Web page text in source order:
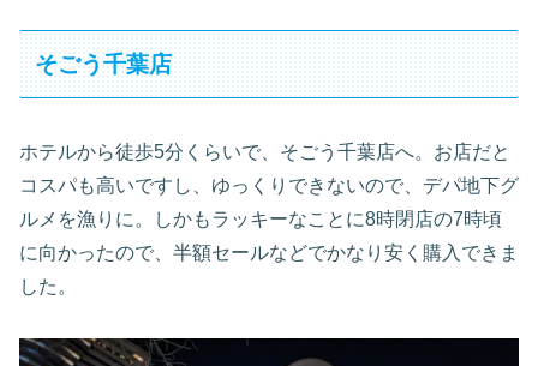
そごう千葉店
ホテルから徒歩5分くらいで、そごう千葉店へ。お店だと
コスパも高いですし、ゆっくりできないので、デパ地下グ
ルメを漁りに。しかもラッキーなことに8時閉店の7時頃
に向かったので、半額セールなどでかなり安く購入できま
した。